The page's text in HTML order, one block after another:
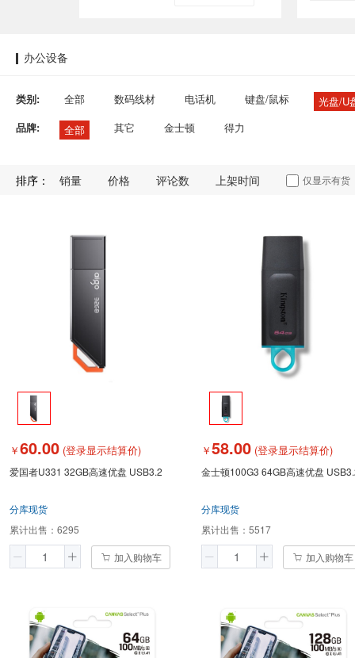
办公设备
类别: 全部 数码线材 电话机 键盘/鼠标
光盘/U
品牌:
全部 其它 金士顿 得力
排序： 销量 价格 评论数 上架时间 仅显示有货
￥60.00 (登录显示结算价)
爱国者U331 32GB高速优盘 USB3.2
分库现货
累计出售： 6295
加入购物车
￥58.00 (登录显示结算价)
金士顿100G3 64GB高速优盘
分库现货
累计出售： 5517
加入购物车